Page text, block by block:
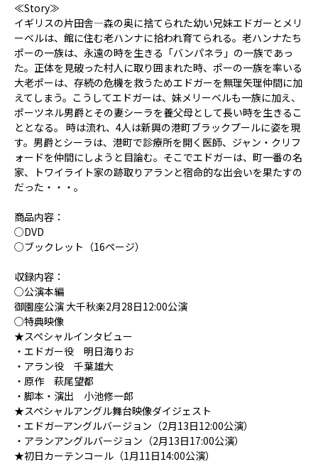
≪Story≫
イギリスの片田舎―森の奥に捨てられた幼い兄妹エドガーとメリ
ーベルは、館に住む老ハンナに拾われ育てられる。老ハンナたち
ポーの一族は、永遠の時を生きる「バンパネラ」の一族であっ
た。正体を見破った村人に取り囲まれた時、ポーの一族を率いる
大老ポーは、存続の危機を救うためエドガーを無理矢理仲間に加
えてしまう。こうしてエドガーは、妹メリーベルも一族に加え、
ポーツネル男爵とその妻シーラを養父母として長い時を生きるこ
ととなる。 時は流れ、4人は新興の港町ブラックプールに姿を現
す。男爵とシーラは、港町で診療所を開く医師、ジャン・クリフ
ォードを仲間にしようと目論む。そこでエドガーは、町一番の名
家、トワイライト家の跡取りアランと宿命的な出会いを果たすの
だった・・・。
商品内容：
○DVD
○ブックレット（16ページ）
収録内容：
○公演本編
御園座公演 大千秋楽2月28日12:00公演
○特典映像
★スペシャルインタビュー
・エドガー役 明日海りお
・アラン役 千葉雄大
・原作 萩尾望都
・脚本・演出 小池修一郎
★スペシャルアングル舞台映像ダイジェスト
・エドガーアングルバージョン（2月13日12:00公演）
・アランアングルバージョン（2月13日17:00公演）
★初日カーテンコール（1月11日14:00公演）